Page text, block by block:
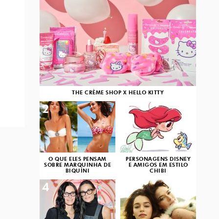
THE CRÈME SHOP X HELLO KITTY
O QUE ELES PENSAM
SOBRE MARQUINHA DE
BIQUÍNI
2
PERSONAGENS DISNEY
E AMIGOS EM ESTILO
CHIBI
3
4